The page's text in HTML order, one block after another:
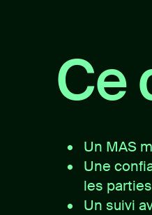
Ce
Un MAS
Une
les
Un suivi